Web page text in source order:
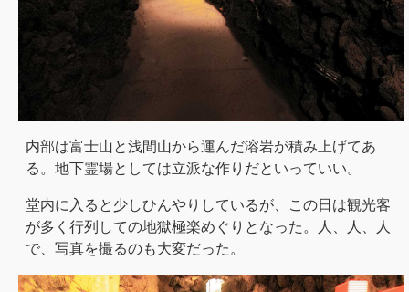
内部は富士山と浅間山から運んだ溶岩が積み上げてあ
る。地下霊場としては立派な作りだといっていい。
堂内に入ると少しひんやりしているが、この日は観光客
が多く行列しての地獄極楽めぐりとなった。人、人、人
で、写真を撮るのも大変だった。